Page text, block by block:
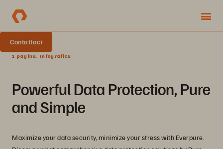
Contattaci
1 pagina, Infografica
Powerful Data Protection, Pure
and Simple
Maximize your data security, minimize your stress with Everpure.